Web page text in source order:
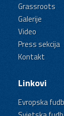
Grassroots
Galerije
Video
Press sekcija
Kontakt
Linkovi
Evropska